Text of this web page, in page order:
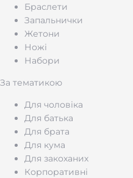
Браслети
Запальнички
Жетони
Ножі
Набори
За тематикою
Для чоловіка
Для батька
Для брата
Для кума
Для закоханих
Корпоративні